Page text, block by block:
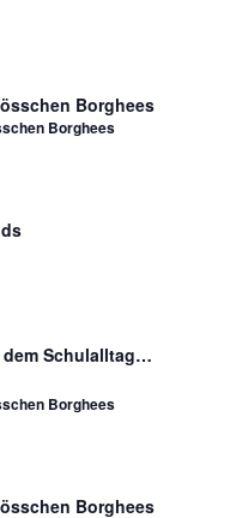
Borghees
Borghees
dem Schulalltag…
Borghees
Borghees